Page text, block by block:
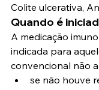
Colite ulcerativa,
Quando é
A medicação
indicada para
convencional não
se não houve